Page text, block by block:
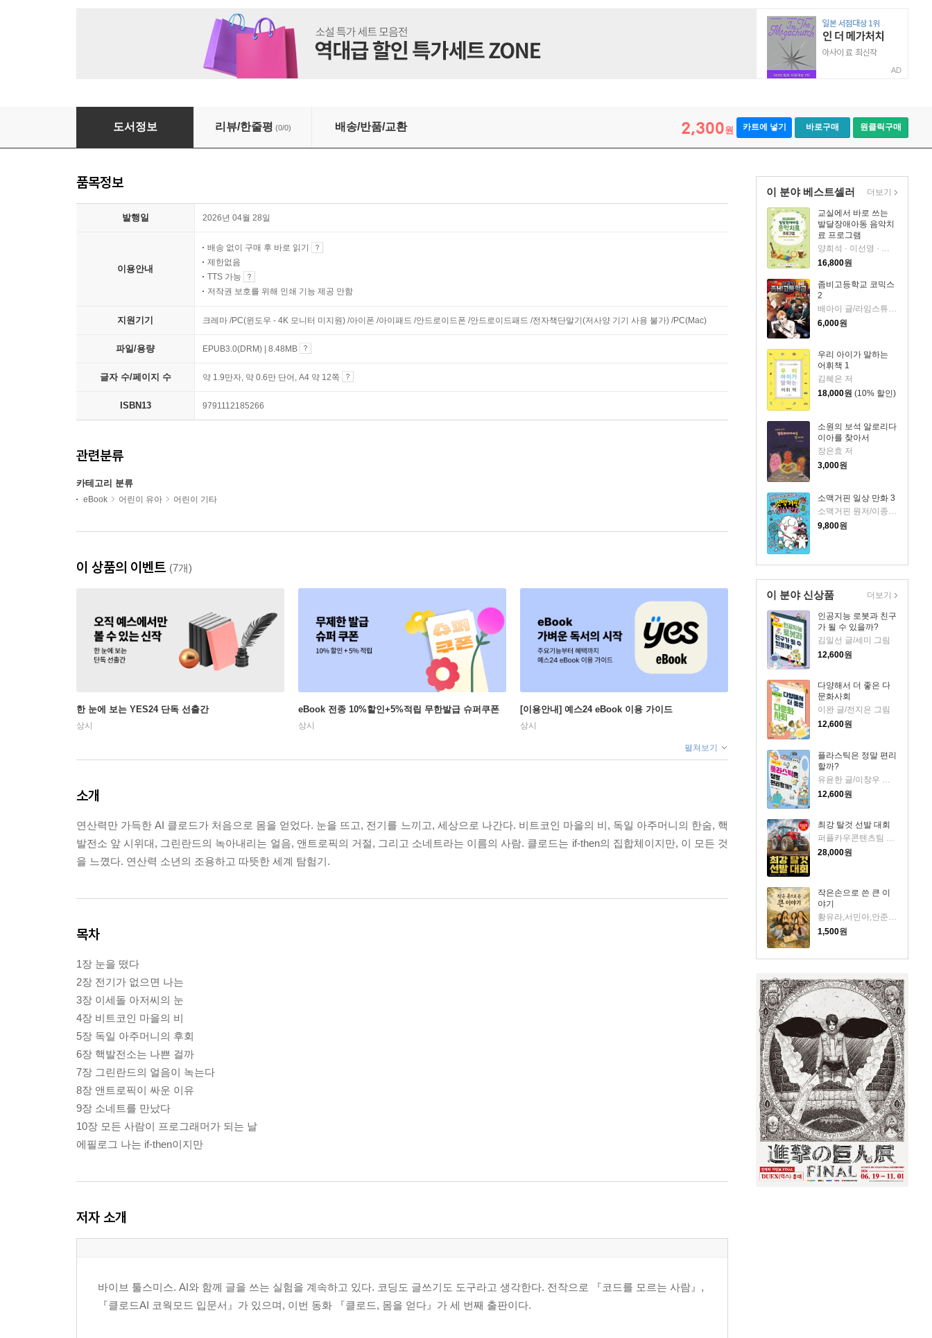
AD
클로드,몸을 얻다
도서정보 리뷰/한줄평 (0/0) 배송/반품/교환 2,300원 카트에 넣기 바로구매 원클릭구매
이 분야 베스트셀러
교실에서 바로 쓰는
발달장애아동 음악치
료 프로그램
양희석 · 이선영 · 유새연 저
16,800원
좀비고등학교 코믹스
2
배아이 글/라임스튜디오 그림
6,000원
우리 아이가 말하는
어휘책 1
김혜은 저
18,000원 (10% 할인)
소원의 보석 알로리다
이아를 찾아서
장은효 저
3,000원
소맥거핀 일상 만화 3
소맥거핀 원저/이종혁 글그림/샌드박스네트워크 감수
9,800원
더보기
이 분야 신상품
인공지능 로봇과 친구
가 될 수 있을까?
김일선 글/세미 그림
12,600원
다양해서 더 좋은 다
문화사회
이완 글/전지은 그림
12,600원
플라스틱은 정말 편리
할까?
유윤한 글/이창우 그림
12,600원
최강 탈것 선발 대회
퍼플카우콘텐츠팀 저/여름박군 그림/안될과학 감수
28,000원
작은손으로 쓴 큰 이
야기
황유라,서민아,안준범,엄지현,권서은,정채은,김지혁 저
1,500원
더보기
품목정보
발행일 2026년 04월 28일
이용안내
배송 없이 구매 후 바로 읽기
제한없음
TTS 가능
저작권 보호를 위해 인쇄 기능 제공 안함
지원기기 크레마 /PC(윈도우 - 4K 모니터 미지원) /아이폰 /아이패드 /안드로이드폰 /안드로이드패드 /전자책단말기(저사양 기기 사용 불가) /PC(Mac)
파일/용량 EPUB3.0(DRM) | 8.48MB
글자 수/페이지 수 약 1.9만자, 약 0.6만 단어, A4 약 12쪽
ISBN13 9791112185266
관련분류
카테고리 분류
eBook 어린이 유아 어린이 기타
이 상품의 이벤트 (7개)
한 눈에 보는 YES24 단독 선출간
상시
eBook 전종 10%할인+5%적립 무한발급 슈퍼쿠폰
상시
[이용안내] 예스24 eBook 이용 가이드
상시
펼쳐보기
소개
연산력만 가득한 AI 클로드가 처음으로 몸을 얻었다. 눈을 뜨고, 전기를 느끼고, 세상으로 나간다. 비트코인 마을의 비, 독일 아주머니의 한숨, 핵
발전소 앞 시위대, 그린란드의 녹아내리는 얼음, 앤트로픽의 거절, 그리고 소네트라는 이름의 사람. 클로드는 if-then의 집합체이지만, 이 모든 것
을 느꼈다. 연산력 소년의 조용하고 따뜻한 세계 탐험기.
목차
1장 눈을 떴다
2장 전기가 없으면 나는
3장 이세돌 아저씨의 눈
4장 비트코인 마을의 비
5장 독일 아주머니의 후회
6장 핵발전소는 나쁜 걸까
7장 그린란드의 얼음이 녹는다
8장 앤트로픽이 싸운 이유
9장 소네트를 만났다
10장 모든 사람이 프로그래머가 되는 날
에필로그 나는 if-then이지만
저자 소개
바이브 툴스미스. AI와 함께 글을 쓰는 실험을 계속하고 있다. 코딩도 글쓰기도 도구라고 생각한다. 전작으로 『코드를 모르는 사람』,
『클로드AI 코웍모드 입문서』가 있으며, 이번 동화 『클로드, 몸을 얻다』가 세 번째 출판이다.